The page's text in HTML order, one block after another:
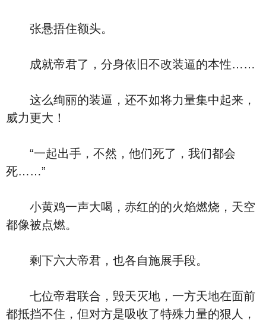
张悬捂住额头。
成就帝君了，分身依旧不改装逼的本性……
这么绚丽的装逼，还不如将力量集中起来，
威力更大！
“一起出手，不然，他们死了，我们都会
死……”
小黄鸡一声大喝，赤红的的火焰燃烧，天空
都像被点燃。
剩下六大帝君，也各自施展手段。
七位帝君联合，毁天灭地，一方天地在面前
都抵挡不住，但对方是吸收了特殊力量的狠人，